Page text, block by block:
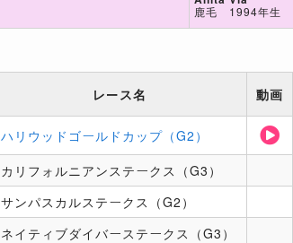
鹿毛 1994年生
レース名 動画
ハリウッドゴールドカップ（G2）
カリフォルニアンステークス（G3）
サンパスカルステークス（G2）
ネイティブダイバーステークス（G3）